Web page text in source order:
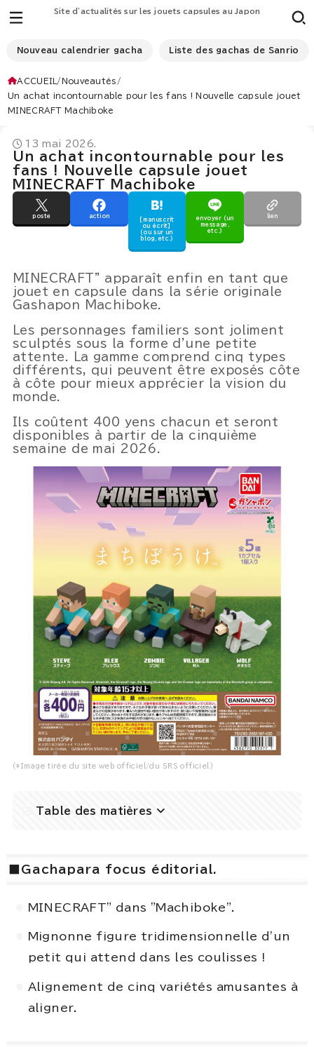
Site d'actualités sur les jouets capsules au Japon
Nouveau calendrier gacha Liste des gachas de Sanrio
ACCUEIL
Nouveautés
Un achat incontournable pour les fans ! Nouvelle capsule jouet
MINECRAFT Machiboke
13 mai 2026.
Un achat incontournable pour les
fans ! Nouvelle capsule jouet
MINECRAFT Machiboke
poste action
[manuscrit
ou écrit]
(ou sur un
blog, etc.)
envoyer (un
message,
etc.)
lien
MINECRAFT" apparaît enfin en tant que
jouet en capsule dans la série originale
Gashapon Machiboke.
Les personnages familiers sont joliment
sculptés sous la forme d'une petite
attente. La gamme comprend cinq types
différents, qui peuvent être exposés côte
à côte pour mieux apprécier la vision du
monde.
Ils coûtent 400 yens chacun et seront
disponibles à partir de la cinquième
semaine de mai 2026.
(*Image tirée du site web officiel/du SRS officiel)
Table des matières
■Gachapara focus éditorial.
MINECRAFT" dans "Machiboke".
Mignonne figure tridimensionnelle d'un
petit qui attend dans les coulisses !
Alignement de cinq variétés amusantes à
aligner.